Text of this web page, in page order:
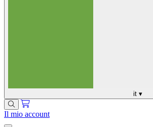
it ▾
Il mio account